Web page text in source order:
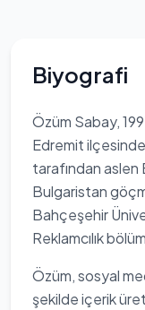
Biyografi
Özüm Sabay,
Edremit
tarafından aslen
Bulgaristan
Bahçeşehir
Reklamcılık
Özüm, sosyal
şekilde içerik